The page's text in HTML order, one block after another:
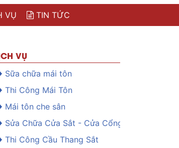
VỤ TIN TỨC
VỤ
Sữa chữa mái tôn
Thi Công Mái Tôn
Mái tôn che sân
Sửa Chữa Cửa Sắt - Cửa Cổng
Thi Công Cầu Thang Sắt